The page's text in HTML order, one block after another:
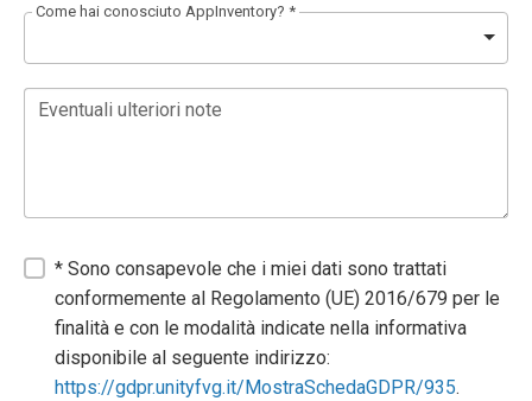
Come hai conosciuto AppInventory? *
Eventuali ulteriori note
* Sono consapevole che i miei dati sono trattati
conformemente al Regolamento (UE) 2016/679 per le
finalità e con le modalità indicate nella informativa
disponibile al seguente indirizzo:
https://gdpr.unityfvg.it/MostraSchedaGDPR/935.